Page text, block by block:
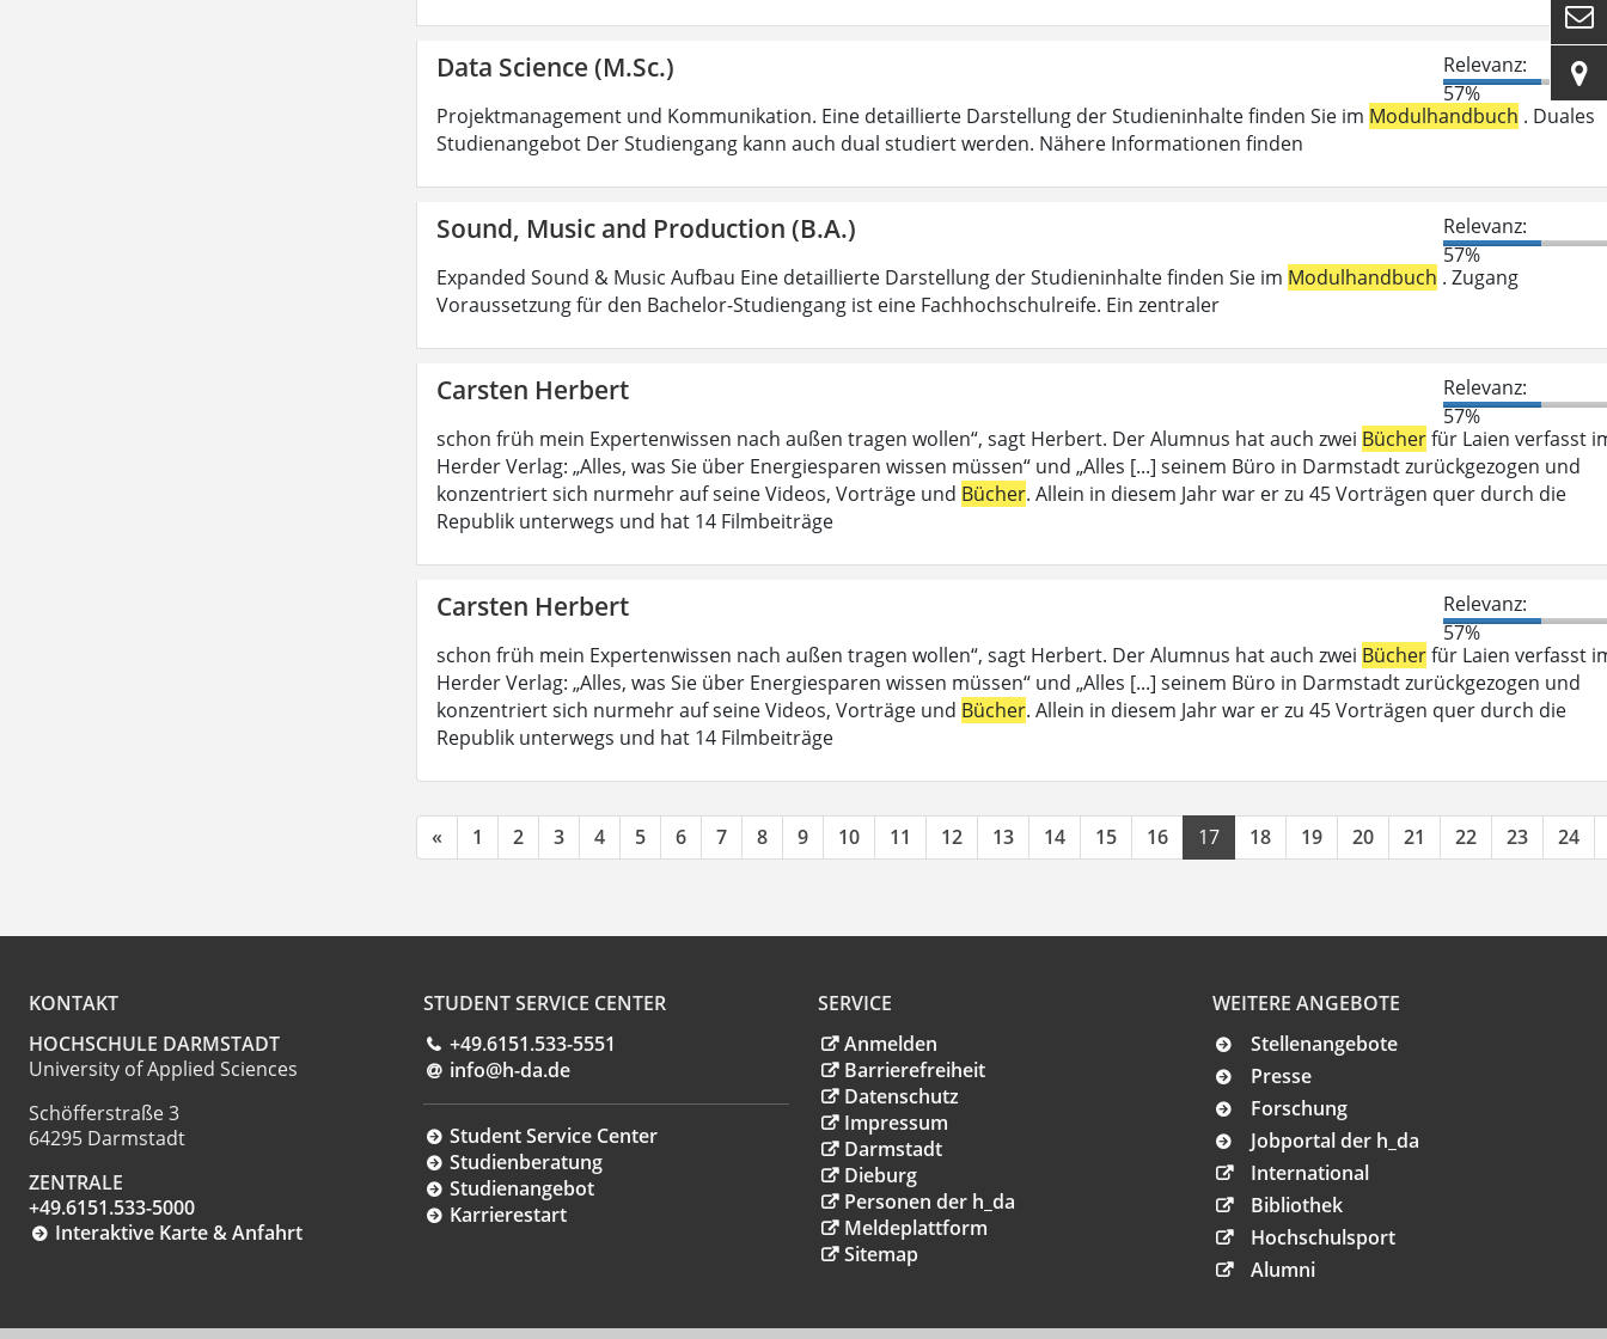
Data Science (M.Sc.)
Relevanz:
57%
Projektmanagement und Kommunikation. Eine detaillierte Darstellung der Studieninhalte finden Sie im Modulhandbuch . Duales
Studienangebot Der Studiengang kann auch dual studiert werden. Nähere Informationen finden
Sound, Music and Production (B.A.)
Relevanz:
57%
Expanded Sound & Music Aufbau Eine detaillierte Darstellung der Studieninhalte finden Sie im Modulhandbuch . Zugang
Voraussetzung für den Bachelor-Studiengang ist eine Fachhochschulreife. Ein zentraler
Carsten Herbert
Relevanz:
57%
schon früh mein Expertenwissen nach außen tragen wollen“, sagt Herbert. Der Alumnus hat auch zwei Bücherfür Laien verfasst
Herder Verlag: „Alles, was Sie über Energiesparen wissen müssen“ und „Alles [...] seinem Büro in Darmstadt zurückgezogen und
konzentriert sich nurmehr auf seine Videos, Vorträge und Bücher. Allein in diesem Jahr war er zu 45 Vorträgen quer durch die
Republik unterwegs und hat 14 Filmbeiträge
Carsten Herbert
Relevanz:
57%
schon früh mein Expertenwissen nach außen tragen wollen“, sagt Herbert. Der Alumnus hat auch zwei Bücherfür Laien verfasst
Herder Verlag: „Alles, was Sie über Energiesparen wissen müssen“ und „Alles [...] seinem Büro in Darmstadt zurückgezogen und
konzentriert sich nurmehr auf seine Videos, Vorträge und Bücher. Allein in diesem Jahr war er zu 45 Vorträgen quer durch die
Republik unterwegs und hat 14 Filmbeiträge
« 1 2 3 4 5 6 7 8 9 10 11 12 13 14 15 16 17 18 19 20 21 22 23 24
KONTAKT
HOCHSCHULE DARMSTADT
University of Applied Sciences
Schöfferstraße 3
64295 Darmstadt
ZENTRALE
+49.6151.533-5000
Interaktive Karte & Anfahrt
STUDENT SERVICE CENTER
+49.6151.533-5551
info@h-da.de
Student Service Center
Studienberatung
Studienangebot
Karrierestart
SERVICE
Anmelden
Barrierefreiheit
Datenschutz
Impressum
Darmstadt
Dieburg
Personen der h_da
Meldeplattform
Sitemap
WEITERE ANGEBOTE
Stellenangebote
Presse
Forschung
Jobportal der h_da
International
Bibliothek
Hochschulsport
Alumni

